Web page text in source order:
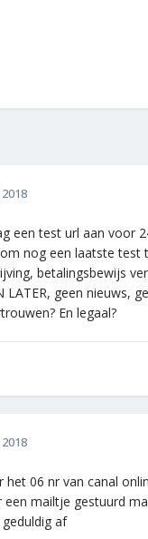
een test url aan voor
nog een laatste
betalingsbewijs
LATER, geen
En legaal?
het 06 nr van canal
een mailtje gestuurd
af